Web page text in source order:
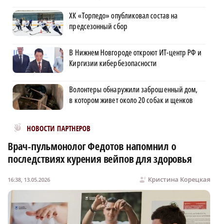
ХК «Торпедо» опубликовал состав на
предсезонный сбор
В Нижнем Новгороде откроют ИТ-центр РФ и
Киргизии кибербезопасности
Волонтеры обнаружили заброшенный дом,
в котором живет около 20 собак и щенков
НОВОСТИ ПАРТНЕРОВ
Новости МирТесен
Врач-пульмонолог Федотов напомнил о
последствиях курения вейпов для здоровья
Кристина Корецкая
16:38, 13.05.2026